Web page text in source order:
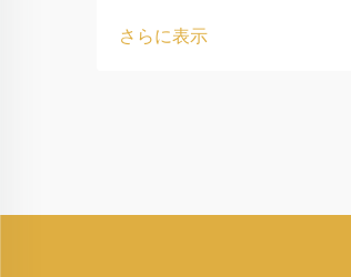
果たしており、家庭、ビ
さらに表示